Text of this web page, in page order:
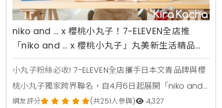
niko and … x 櫻桃小丸子！7-ELEVEN全店推
「niko and … x 櫻桃小丸子」丸美新生活精品集
點送，你要的打造新日式生活美學、就在小七
小丸子粉絲必收! 7-ELEVEN全店攜手日本文青品牌與櫻
桃小丸子獨家跨界聯名，自4月6日起展開「niko and
… x 櫻桃小丸子丸美新生活精品集點送」，以經典動畫
網友評分 (共251人參與) 4,327